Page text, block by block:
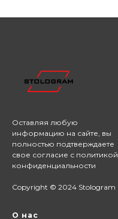
Оставляя любую
информацию на сайте, вы
полностью подтверждаете
свое согласие с политикой
конфиденциальности
Copyright © 2024 Stologram
О нас